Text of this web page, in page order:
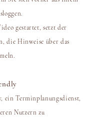
gestartet, setzt der
die Hinweise über das
ein Terminplanungsdienst,
Nutzern zu